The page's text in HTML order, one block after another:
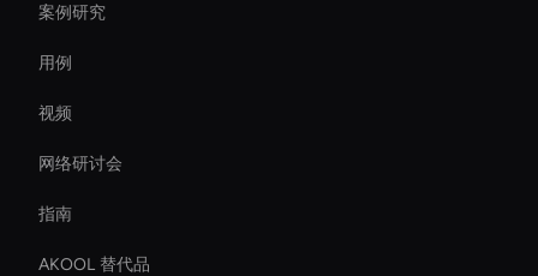
案例研究
用例
视频
网络研讨会
指南
AKOOL 替代品